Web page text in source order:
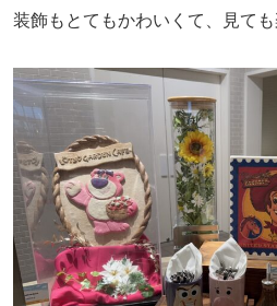
装飾もとてもかわいくて、見て